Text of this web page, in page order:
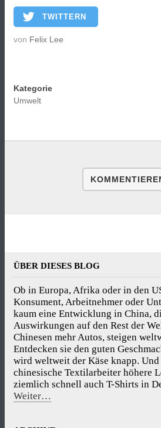
TWITTERN
von Felix Lee
Kategorie
Umwelt
ÜBER DIESES BLOG
Ob in Europa, Afrika oder in den
Konsument, Arbeitnehmer oder
kaum eine Entwicklung in China,
Auswirkungen auf den Rest der
Chinesen mehr Autos, steigen
Entdecken sie den guten
wird weltweit der Käse knapp.
chinesische Textilarbeiter höhere
ziemlich schnell auch T-Shirts in
Weiter…